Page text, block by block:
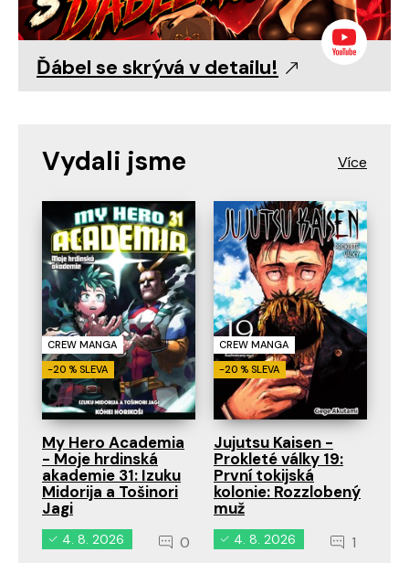
Ďábel se skrývá v detailu!
Vydali jsme
CREW MANGA
-20 % SLEVA
My Hero Academia
- Moje hrdinská
akademie 31: Izuku
Midorija a Tošinori
Jagi
4. 8. 2026 0
CREW MANGA
-20 % SLEVA
Jujutsu Kaisen -
Prokleté války 19:
První tokijská
kolonie: Rozzlobený
muž
4. 8. 2026 1